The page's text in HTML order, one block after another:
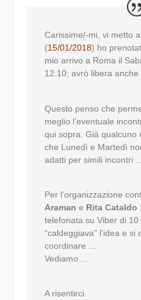
Carissime/-mi, vi metto
(15/01/2018) ho
mio arrivo a Roma il
12.10; avrò libera
Questo penso che
meglio l’eventuale
qui sopra. Già qualcuno
che Lunedì e Martedì
adatti per simili incontri …
Per l’organizzazione
Araman e Rita Cataldo
telefonata su Viber di 10
“caldeggiava” l’idea e
coordinare …
Vediamo …
A risentirci.